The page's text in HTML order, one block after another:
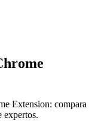
Extension: compara
expertos.